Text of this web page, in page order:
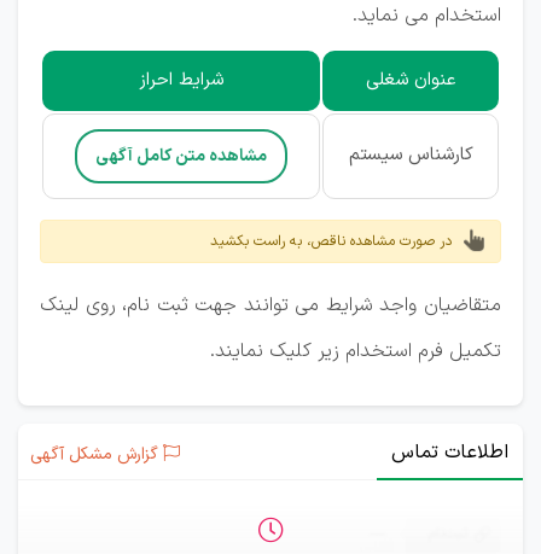
استخدام می نماید.
عنوان شغلی شرایط احراز
کارشناس سیستم مشاهده متن کامل آگهی
در صورت مشاهده ناقص، به راست بکشید
متقاضیان واجد شرایط می توانند جهت ثبت نام، روی لینک
تکمیل فرم استخدام زیر کلیک نمایند.
اطلاعات تماس گزارش مشکل آگهی